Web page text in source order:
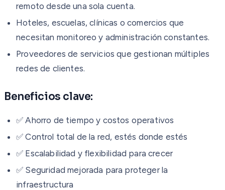
remoto desde una sola cuenta.
Hoteles, escuelas, clínicas o comercios que
necesitan monitoreo y administración constantes.
Proveedores de servicios que gestionan múltiples
redes de clientes.
Beneficios clave:
✅ Ahorro de tiempo y costos operativos
✅ Control total de la red, estés donde estés
✅ Escalabilidad y flexibilidad para crecer
✅ Seguridad mejorada para proteger la
infraestructura